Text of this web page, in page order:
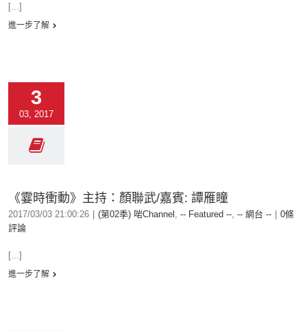
[...]
進一步了解
3
03, 2017
《霎時衝動》主持：顏聯武/嘉賓: 譚雁瞳
2017/03/03 21:00:26 (第02季) 啱Channel , -- Featured --, -- 網台 --
0條
評論
[...]
進一步了解